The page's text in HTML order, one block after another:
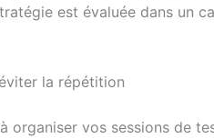
est évaluée dans un
la répétition
organiser vos sessions de